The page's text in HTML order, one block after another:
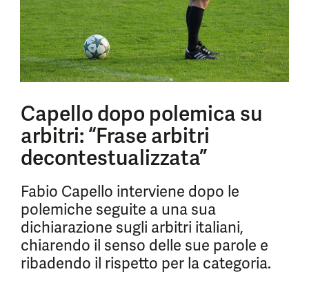
Capello dopo polemica su
arbitri: “Frase arbitri
decontestualizzata”
Fabio Capello interviene dopo le
polemiche seguite a una sua
dichiarazione sugli arbitri italiani,
chiarendo il senso delle sue parole e
ribadendo il rispetto per la categoria.